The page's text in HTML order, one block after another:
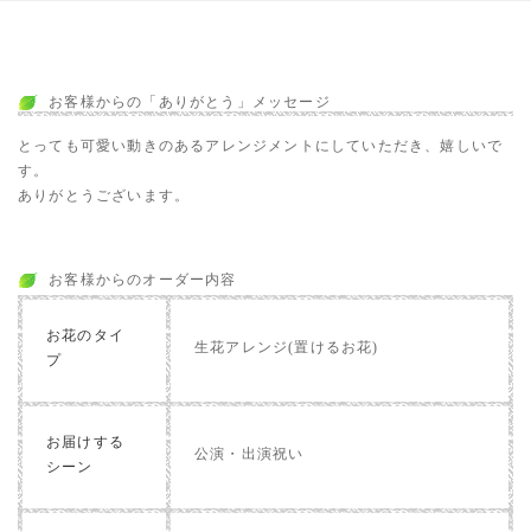
お客様からの「ありがとう」メッセージ
とっても可愛い動きのあるアレンジメントにしていただき、嬉しいで
す。
ありがとうございます。
お客様からのオーダー内容
お花のタイ
プ
生花アレンジ(置けるお花)
お届けする
シーン
公演・出演祝い